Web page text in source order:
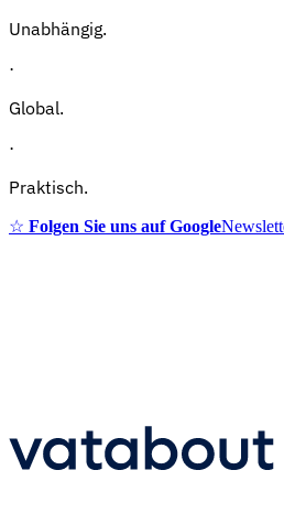
Unabhängig.
·
Global.
·
Praktisch.
☆ Folgen Sie uns auf Google